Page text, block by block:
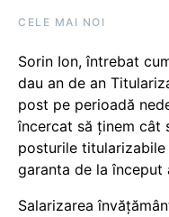
CELE MAI NOI
Sorin Ion, întrebat
dau an de an
post pe perioadă
încercat să ținem cât
posturile
garanta de la început
Salarizarea